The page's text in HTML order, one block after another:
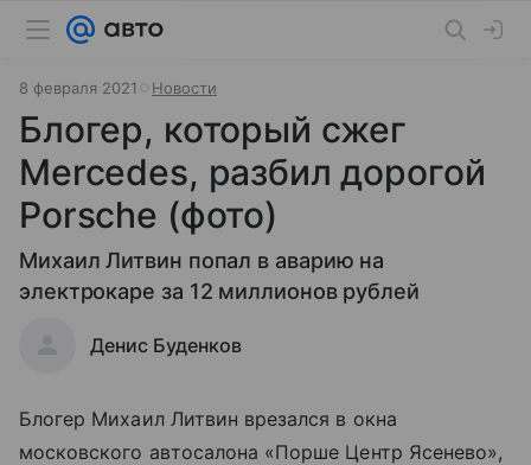
8 февраля 2021 Новости
Блогер, который сжег
Mercedes, разбил дорогой
Porsche (фото)
Михаил Литвин попал в аварию на
электрокаре за 12 миллионов рублей
Денис Буденков
Блогер Михаил Литвин врезался в окна
московского автосалона «Порше Центр Ясенево»,